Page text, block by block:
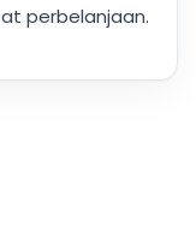
perbelanjaan.